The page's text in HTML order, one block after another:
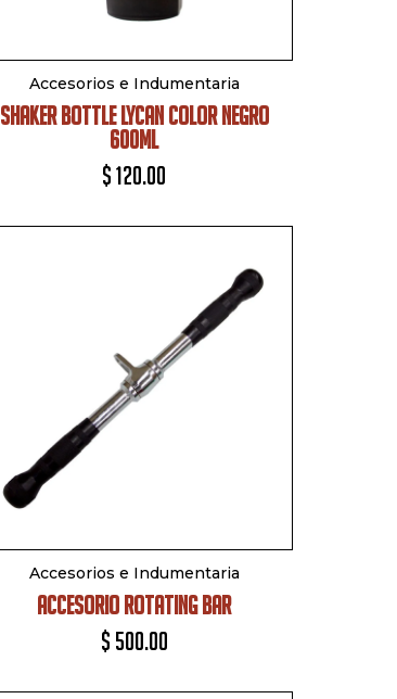
Accesorios e Indumentaria
SHAKER BOTTLE LYCAN COLOR NEGRO
600ML
$120.00
Accesorios e Indumentaria
ACCESORIO ROTATING BAR
$ 500.00